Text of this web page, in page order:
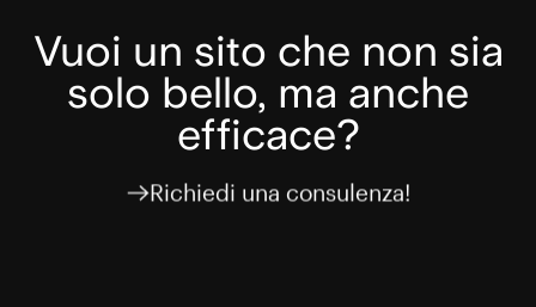
Vuoi un sito che non sia
solo bello, ma anche
efficace?
Richiedi una consulenza!